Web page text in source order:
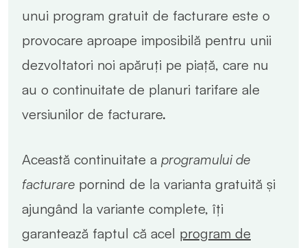
unui program gratuit de facturare este o
provocare aproape imposibilă pentru unii
dezvoltatori noi apăruți pe piață, care nu
au o continuitate de planuri tarifare ale
versiunilor de facturare.
Această continuitate a programului de
facturare pornind de la varianta gratuită și
ajungând la variante complete, îți
garantează faptul că acel program de